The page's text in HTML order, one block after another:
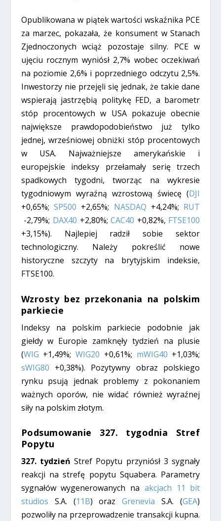
Opublikowana w piątek wartości wskaźnika PCE
za marzec, pokazała, że konsument w Stanach
Zjednoczonych wciąż pozostaje silny. PCE w
ujęciu rocznym wyniósł 2,7% wobec oczekiwań
na poziomie 2,6% i poprzedniego odczytu 2,5%.
Inwestorzy nie przejęli się jednak, że takie dane
wspierają jastrzębią politykę FED, a barometr
stóp procentowych w USA pokazuje obecnie
największe prawdopodobieństwo już tylko
jednej, wrześniowej obniżki stóp procentowych
w USA. Najważniejsze amerykańskie i
europejskie indeksy przełamały serię trzech
spadkowych tygodni, tworząc na wykresie
tygodniowym wyraźną wzrostową świecę (DJI
+0,65%; SP500 +2,65%; NASDAQ +4,24%; RUT
-2,79%; DAX40 +2,80%;CAC40 +0,82%, FTSE100
+3,15%). Najlepiej radził sobie sektor
technologiczny. Należy pokreślić nowe
historyczne szczyty na brytyjskim indeksie,
FTSE100.
Wzrosty bez przekonania na polskim
parkiecie
Indeksy na polskim parkiecie podobnie jak
giełdy w Europie zamknęły tydzień na plusie
(WIG +1,49%;WIG20 +0,61%; mWIG40 +1,03%;
sWIG80 +0,38%). Pozytywny obraz polskiego
rynku psują jednak problemy z pokonaniem
ważnych oporów, nie widać również wyraźnej
siły na polskim złotym.
Podsumowanie 327. tygodnia Stref
Popytu
327. tydzieńStref Popytu przyniósł 3 sygnały
reakcji na strefę popytu Squabera. Parametry
sygnałów wygenerowanych na akcjach 11 bit
studios S.A. (11B) orazGrenevia S.A. (GEA)
pozwoliły na przeprowadzenie transakcji kupna.